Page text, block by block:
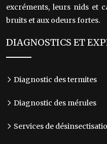
excréments, leurs nids et
bruits et aux odeurs fortes.
DIAGNOSTICS ET
Diagnostic des termites
Diagnostic des mérules
Services de